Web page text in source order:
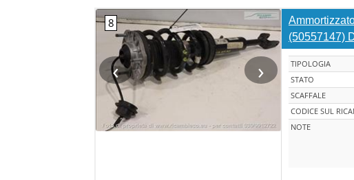
‹ ›
(50557147)
TIPOLOGIA
STATO
SCAFFALE
CODICE SUL
NOTE